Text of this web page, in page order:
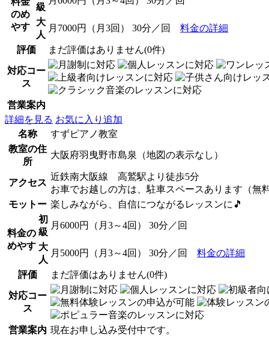
のめ
やす
級
大
人
月7000円（月3回） 30分／回 料金の詳細
評価 まだ評価はありません(0件)
対応コー
ス
営業案内
詳細を見る お気に入り追加
名称
すずピアノ教室
教室の住
所
大阪府羽曳野市島泉（地図の表示なし）
アクセス
近鉄南大阪線 高鷲駅より徒歩5分
お車でお越しの方は、駐車スペースあります（無
モットー 楽しみながら、自信につながるレッスンに🎵
料金の
めやす
初
級
月6000円（月3～4回） 30分／回
大
人
月5000円（月3～4回） 30分／回 料金の詳細
評価 まだ評価はありません(0件)
対応コー
ス
営業案内 現在お申し込み受付中です。